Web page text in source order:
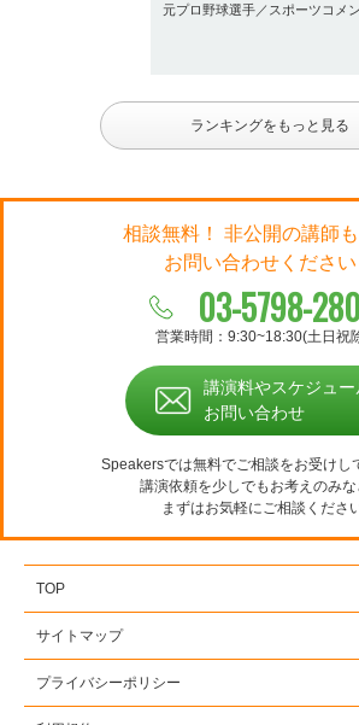
元プロ野球選手／スポーツコメ
ランキングをもっと見る
相談無料！ 非公開の講師も
お問い合わせください
03-5798-
営業時間：9:30~18:30(土日祝
講演料やスケジュー
お問い合わせ
Speakersでは無料でご相談をお受けし
講演依頼を少しでもお考えのみな
まずはお気軽にご相談ください
TOP
サイトマップ
プライバシーポリシー